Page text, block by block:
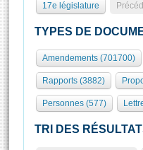
Présidence
577 députés
Groupes politiques
Élections législatives
Séance publique
Commissions et
Europe et
Contrôle et
Congrès
Pétitions
Rôle et pouvoirs de
Organisation de
Présidence Conférence
Statistiques et
Visiter l'Assemblée
Visite virtuelle du
Assister à une
Accès des chercheurs
Les évènements
17e législature
TYPES DE
Amendements (701700)
Rapports (3882)
Personnes (577)
TRI DES